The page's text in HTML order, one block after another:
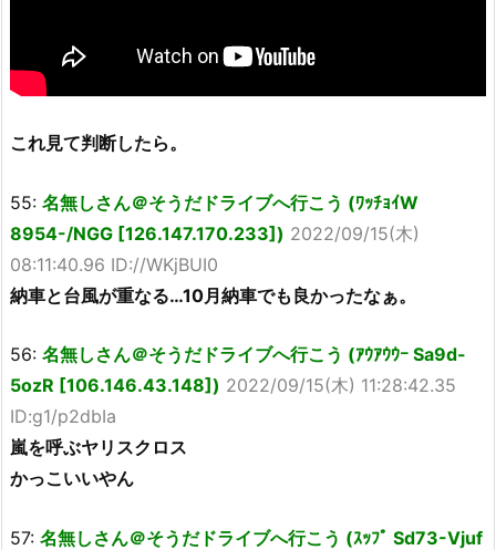
これ見て判断したら。
55: 名無しさん＠そうだドライブへ行こう (ﾜｯﾁｮｲW
8954-/NGG [126.147.170.233]) 2022/09/15(木)
08:11:40.96 ID://WKjBUI0
納車と台風が重なる…10月納車でも良かったなぁ。
56: 名無しさん＠そうだドライブへ行こう (ｱｳｱｳｳｰ Sa9d-
5ozR [106.146.43.148]) 2022/09/15(木) 11:28:42.35
ID:g1/p2dbIa
嵐を呼ぶヤリスクロス
かっこいいやん
57: 名無しさん＠そうだドライブへ行こう (ｽｯﾌﾟ Sd73-Vjuf